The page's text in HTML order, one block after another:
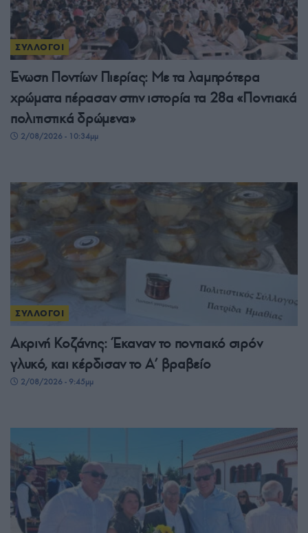
ΣΥΛΛΟΓΟΙ
Ένωση Ποντίων Πιερίας: Με τα λαμπρότερα
χρώματα πέρασαν στην ιστορία τα 28α «Ποντιακά
πολιτιστικά δρώμενα»
2/08/2026 - 10:34μμ
ΣΥΛΛΟΓΟΙ
Ακρινή Κοζάνης: Έκαναν το ποντιακό σιρόν
γλυκό, και κέρδισαν το A’ βραβείο
2/08/2026 - 9:45μμ